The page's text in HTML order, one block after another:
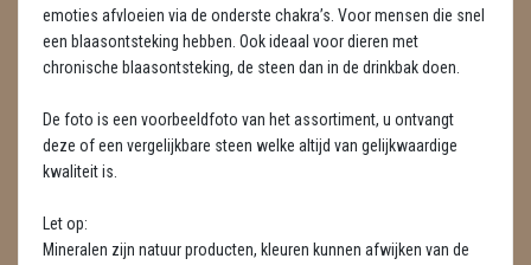
LAMPEN
METEORIETEN
RUWE STENEN
emoties afvloeien via de onderste chakra’s. Voor mensen die snel
een blaasontsteking hebben. Ook ideaal voor dieren met
chronische blaasontsteking, de steen dan in de drinkbak doen.
De foto is een voorbeeldfoto van het assortiment, u ontvangt
deze of een vergelijkbare steen welke altijd van gelijkwaardige
kwaliteit is.
Let op:
Mineralen zijn natuur producten, kleuren kunnen afwijken van de